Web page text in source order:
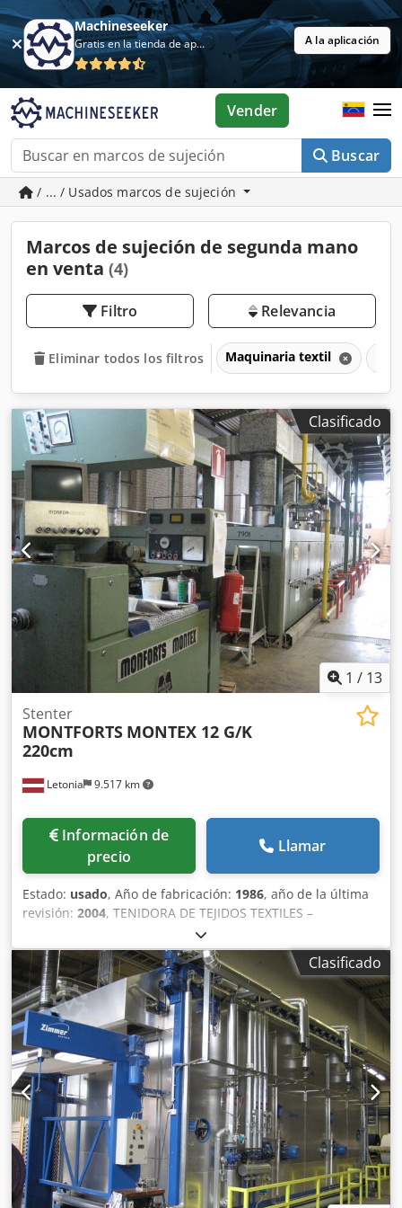
Machineseeker
Gratis en la tienda de aplicaciones A la aplicación
Buscar
Vender
/ ... / Usados marcos de sujeción
Marcos de sujeción de segunda mano
en venta (4)
Filtro Relevancia
Eliminar todos los filtros Maquinaria textil
Clasificado
1 / 13
Letonia 9.517 km
Stenter
MONTFORTS MONTEX 12 G/K
220cm
Información de
precio
Llamar
Estado: usado, Año de fabricación: 1986, año de la última
revisión: 2004, TENIDORA DE TEJIDOS TEXTILES –
MONTFORTS MONTEX 12 G/K En venta: línea de rame para
tejidos Montforts Montex 12 G/K, bien equipada y apta
para aplicaciones de secado, acabado, recubrimiento y
enderezado de telas. Dedpfxjy A S Tho An Hsck Detalles de
la máquina Fabricante: Montforts Modelo: Montex 12 G/K
Año de fabricación: 1986 Revisión mayor: 2004, incluyendo
reemplazo por quemadores de tipo económico
Reacondicionada: 2008, luego conservada Ancho de
trabajo: 220 cm Cámaras de secado: 6 Calefacción: Gas
licuado y gas natural Sistema de transporte de tela:
Cadena horizontal, alfileres y pinzas Accesorios y
equipamiento adicional Foulard Küsters Unidad de
recubrimiento Isotex, modelo SR Enderezador Mahlo,
modelo RFMC-74 AN Unidades de corte de orillo 2 cilindros
de enfriamiento Estación química con tanques: 1300 L,
Clasificado